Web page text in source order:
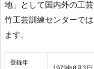
地」として国内外の工
竹工芸訓練センターで
ます。
登録年